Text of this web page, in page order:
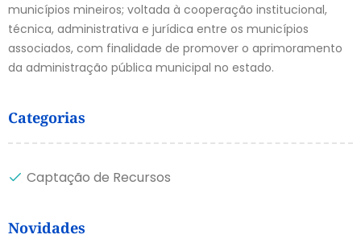
municípios mineiros; voltada à cooperação institucional,
técnica, administrativa e jurídica entre os municípios
associados, com finalidade de promover o aprimoramento
da administração pública municipal no estado.
Categorias
Captação de Recursos
Novidades